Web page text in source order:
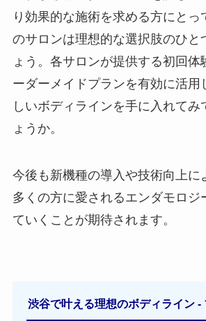
り効果的な施術を求める方にとっ
のサロンは理想的な選択肢のひと
ょう。各サロンが提供する初回体
ーダーメイドプランを有効に活用
しいボディラインを手に入れてみ
ょうか。
今後も新機種の導入や技術向上に
多くの方に愛されるエンダモロジ
ていくことが期待されます。
渋谷で叶える理想のボディライン -